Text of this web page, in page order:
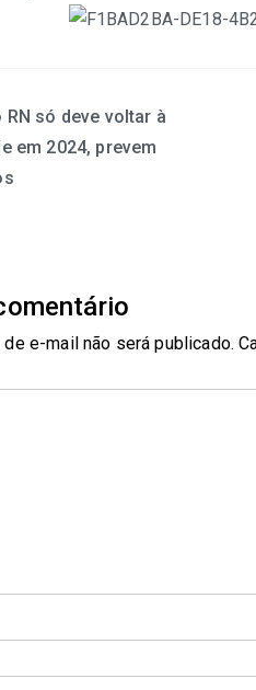
só deve voltar à
em 2024, prevem
e-mail não será publicado.